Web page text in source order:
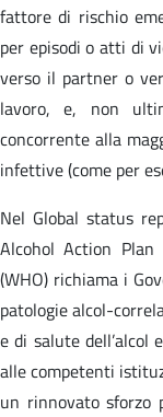
fattore di rischio
per episodi o atti di
verso il partner o
lavoro, e, non
concorrente alla
infettive (come per
Nel Global status
Alcohol Action
(WHO) richiama i
patologie alcol-
e di salute dell’alcol
alle competenti
un rinnovato sforzo